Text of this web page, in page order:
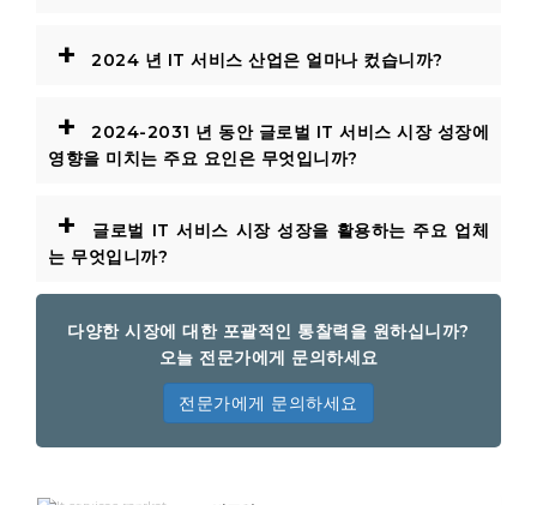
+ 2024 년 IT 서비스 산업은 얼마나 컸습니까?
+
2024-2031 년 동안 글로벌 IT 서비스 시장 성장에
영향을 미치는 주요 요인은 무엇입니까?
+
글로벌 IT 서비스 시장 성장을 활용하는 주요 업체
는 무엇입니까?
다양한 시장에 대한 포괄적인 통찰력을 원하십니까?
오늘 전문가에게 문의하세요
전문가에게 문의하세요
IT 서비스 시장